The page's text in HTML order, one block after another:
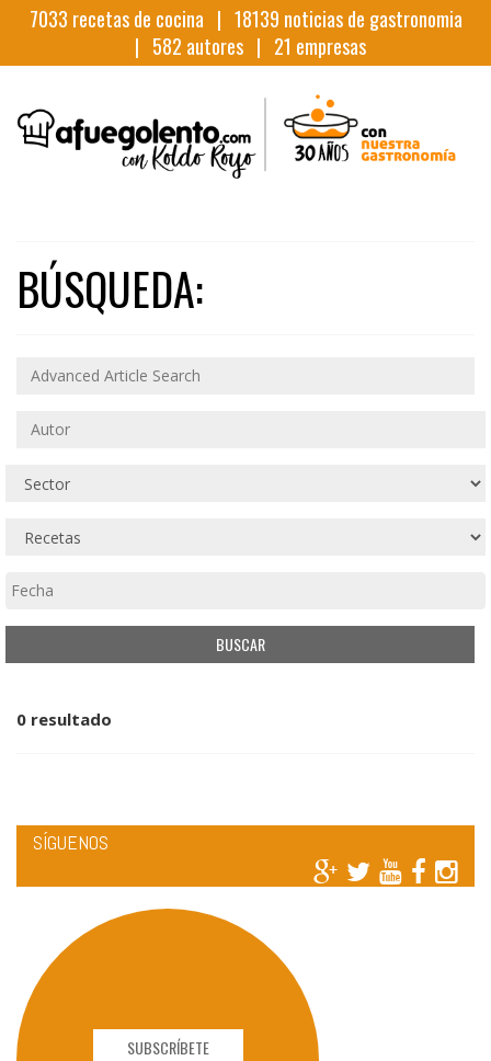
7033 recetas de cocina | 18139 noticias de gastronomia
| 582 autores | 21 empresas
BÚSQUEDA:
0 resultado
SÍGUENOS
SUBSCRÍBETE